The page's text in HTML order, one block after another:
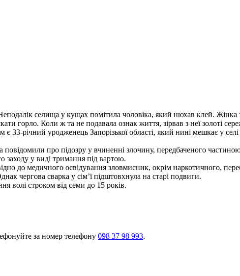
селища у кущах помітила чоловіка, який нюхав клей.
горло. Коли ж та не подавала ознак життя, зірвав з неї золоті
33-річний уродженець Запорізької області, який нині мешкає у
про підозру у вчиненні злочину, передбаченого
заходу у виді тримання під вартою.
до медичного освідування зловмисник, окрім наркотичного,
чергова сварка у сім’ї підштовхнула на старі подвиги.
волі строком від семи до 15 років.
за номер телефону 098 37 98 993.